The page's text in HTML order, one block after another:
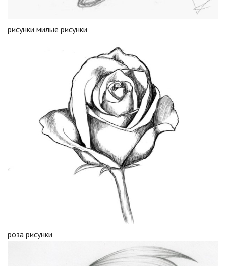
рисунки милые рисунки
роза рисунки